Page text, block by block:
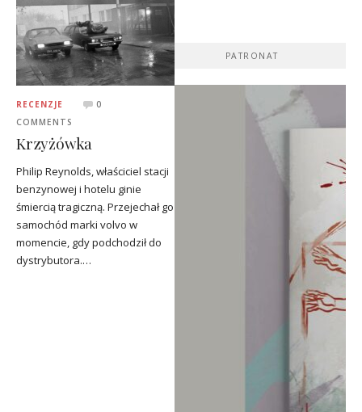
RECENZJE
0
COMMENTS
Krzyżówka
Philip Reynolds, właściciel stacji
benzynowej i hotelu ginie
śmiercią tragiczną. Przejechał go
samochód marki volvo w
momencie, gdy podchodził do
dystrybutora.…
PATRONAT